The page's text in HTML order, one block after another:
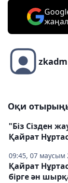
zkadm
Оқи
09:45, 07 маусым
"Біз Сізден
Қайрат
Қайрат
бірге ән